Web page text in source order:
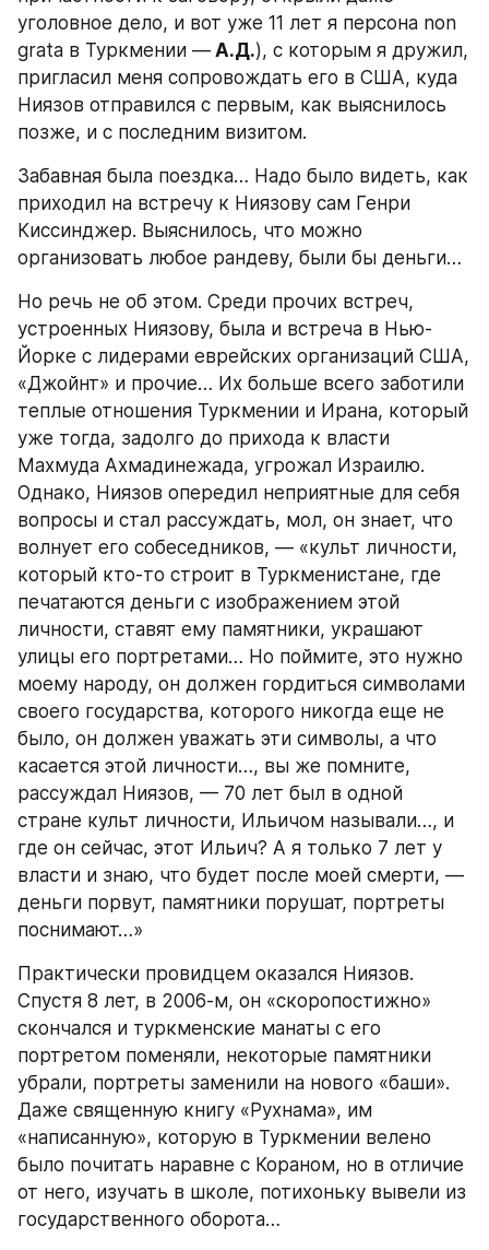
уголовное дело, и вот уже 11 лет я персона non
grata в Туркмении — А.Д.), с которым я дружил,
пригласил меня сопровождать его в США, куда
Ниязов отправился с первым, как выяснилось
позже, и с последним визитом.
Забавная была поездка… Надо было видеть, как
приходил на встречу к Ниязову сам Генри
Киссинджер. Выяснилось, что можно
организовать любое рандеву, были бы деньги…
Но речь не об этом. Среди прочих встреч,
устроенных Ниязову, была и встреча в Нью-
Йорке с лидерами еврейских организаций США,
«Джойнт» и прочие… Их больше всего заботили
теплые отношения Туркмении и Ирана, который
уже тогда, задолго до прихода к власти
Махмуда Ахмадинежада, угрожал Израилю.
Однако, Ниязов опередил неприятные для себя
вопросы и стал рассуждать, мол, он знает, что
волнует его собеседников, — «культ личности,
который кто-то строит в Туркменистане, где
печатаются деньги с изображением этой
личности, ставят ему памятники, украшают
улицы его портретами… Но поймите, это нужно
моему народу, он должен гордиться символами
своего государства, которого никогда еще не
было, он должен уважать эти символы, а что
касается этой личности…, вы же помните,
рассуждал Ниязов, — 70 лет был в одной
стране культ личности, Ильичом называли…, и
где он сейчас, этот Ильич? А я только 7 лет у
власти и знаю, что будет после моей смерти, —
деньги порвут, памятники порушат, портреты
поснимают…»
Практически провидцем оказался Ниязов.
Спустя 8 лет, в 2006-м, он «скоропостижно»
скончался и туркменские манаты с его
портретом поменяли, некоторые памятники
убрали, портреты заменили на нового «баши».
Даже священную книгу «Рухнама», им
«написанную», которую в Туркмении велено
было почитать наравне с Кораном, но в отличие
от него, изучать в школе, потихоньку вывели из
государственного оборота…